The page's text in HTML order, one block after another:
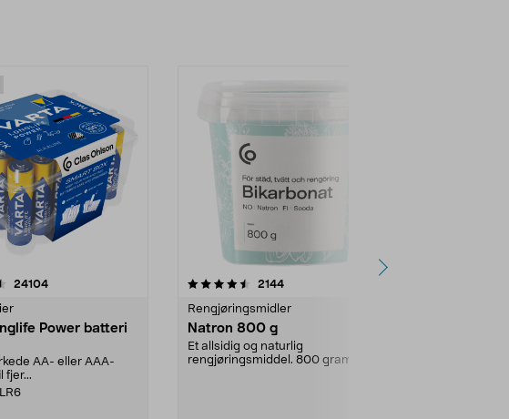
24104anmeldelser
Power batteri
AA- eller AAA-
fjer...
4.5av 5 stjerner 2144anmeldelser
Rengjøringsmidler
Natron 800 g
Et allsidig og naturlig
rengjøringsmiddel. 800 gram
4.0av 5 stjerner